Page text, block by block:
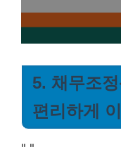
5. 채무조
편리하게